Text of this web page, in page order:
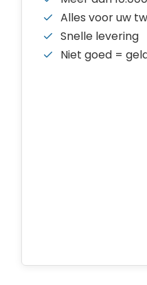
Alles voor uw
Snelle levering
Niet goed =